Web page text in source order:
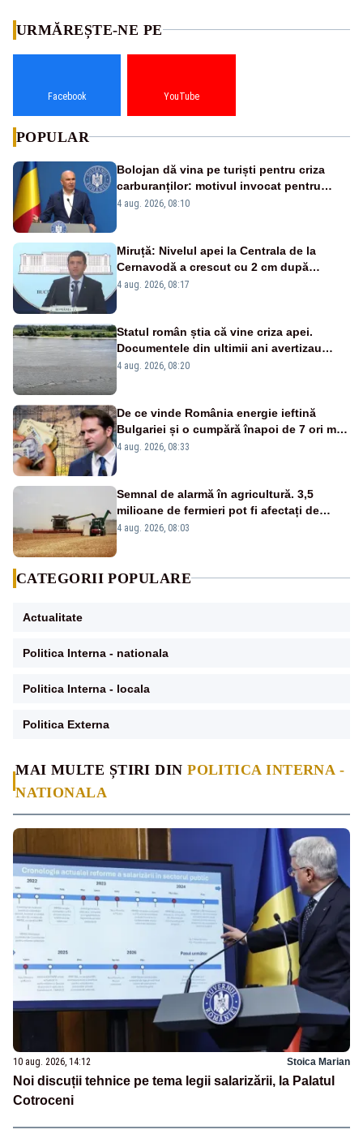
MAI MULTE ȘTIRI DINPOLITICA INTERNA -
NATIONALA
10 aug. 2026, 14:12 Stoica Marian
Noi discuții tehnice pe tema legii salarizării, la Palatul
Cotroceni
URMĂREȘTE-NE PE
Facebook YouTube
POPULAR
Bolojan dă vina pe turiști pentru criza
carburanților: motivul invocat pentru
scumpirile de la pompă
4 aug. 2026, 08:10
Miruță: Nivelul apei la Centrala de la
Cernavodă a crescut cu 2 cm după
intervenția de pe Brațul Bala
4 aug. 2026, 08:17
Statul român știa că vine criza apei.
Documentele din ultimii ani avertizau
asupra pericolului
4 aug. 2026, 08:20
De ce vinde România energie ieftină
Bulgariei și o cumpără înapoi de 7 ori mai
scump? Explicațiile unui fost ministru
4 aug. 2026, 08:33
Semnal de alarmă în agricultură. 3,5
milioane de fermieri pot fi afectați de
strategia pentru conservarea
4 aug. 2026, 08:03
CATEGORII POPULARE
Actualitate
Politica Interna - nationala
Politica Interna - locala
Politica Externa